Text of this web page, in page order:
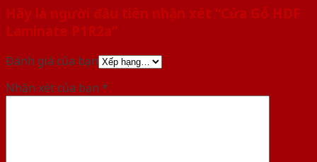
Hãy là người đầu tiên nhận xét “Cửa Gỗ HDF
Laminate P1R2a”
Đánh giá của bạn
Nhận xét của bạn *